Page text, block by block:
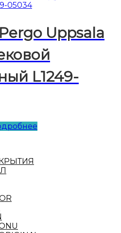
Uppsala
L1249-